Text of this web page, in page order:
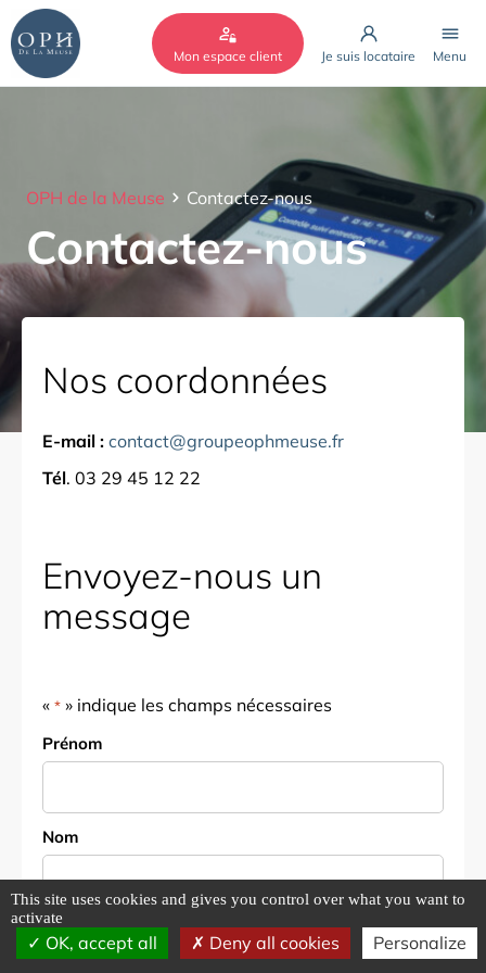
Mon espace client Je suis locataire Menu
OPH de la Meuse Contactez-nous
Contactez-nous
Nos coordonnées
E-mail : contact@groupeophmeuse.fr
Tél. 03 29 45 12 22
Envoyez-nous un
message
« *» indique les champs nécessaires
Nom
*
Prénom
Nom
E-mail *
Cookies management panel
This site uses cookies and gives you control over what you want to
activate
OK, accept all Deny all cookies Personalize